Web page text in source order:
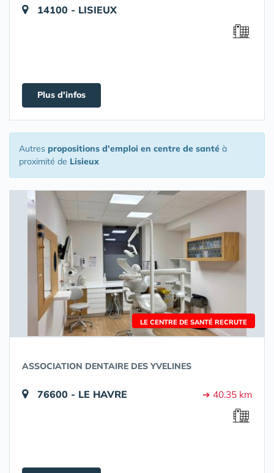
14100 - LISIEUX
Plus d'infos
Autres propositions d'emploi en centre de santé à
proximité de Lisieux
LE CENTRE DE SANTÉ RECRUTE
ASSOCIATION DENTAIRE DES YVELINES
76600 - LE HAVRE ➔ 40.35 km